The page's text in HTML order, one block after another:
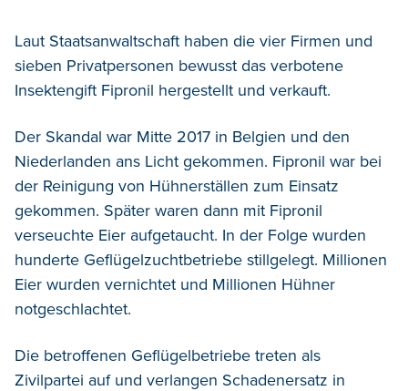
Laut Staatsanwaltschaft haben die vier Firmen und
sieben Privatpersonen bewusst das verbotene
Insektengift Fipronil hergestellt und verkauft.
Der Skandal war Mitte 2017 in Belgien und den
Niederlanden ans Licht gekommen. Fipronil war bei
der Reinigung von Hühnerställen zum Einsatz
gekommen. Später waren dann mit Fipronil
verseuchte Eier aufgetaucht. In der Folge wurden
hunderte Geflügelzuchtbetriebe stillgelegt. Millionen
Eier wurden vernichtet und Millionen Hühner
notgeschlachtet.
Die betroffenen Geflügelbetriebe treten als
Zivilpartei auf und verlangen Schadenersatz in